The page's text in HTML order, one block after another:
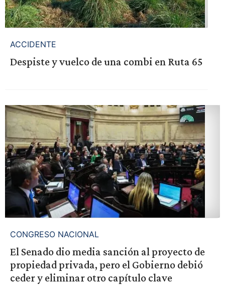
ACCIDENTE
Despiste y vuelco de una combi en Ruta 65
CONGRESO NACIONAL
El Senado dio media sanción al proyecto de
propiedad privada, pero el Gobierno debió
ceder y eliminar otro capítulo clave